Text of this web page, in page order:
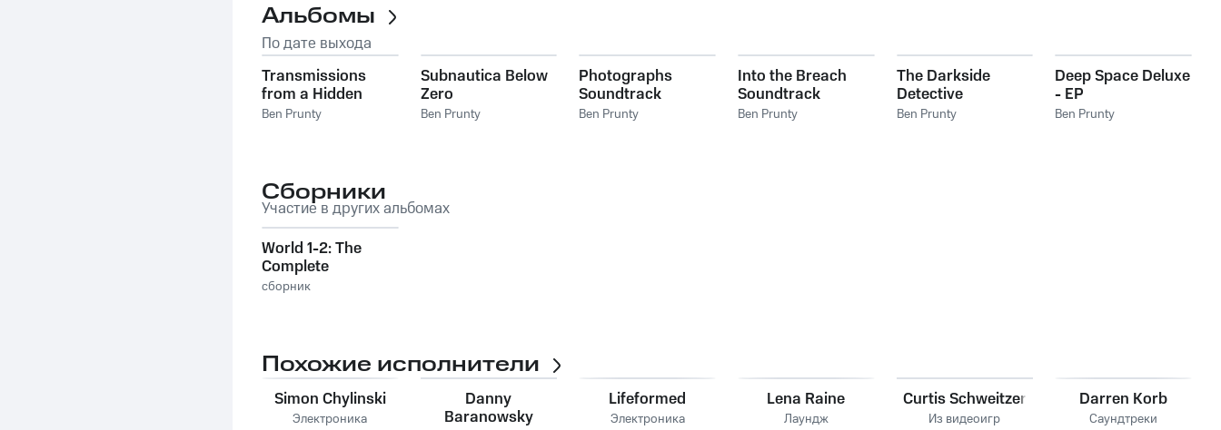
Альбомы
По дате выхода
Transmissions
from a Hidden
World
Ben Prunty
Subnautica Below
Zero
Ben Prunty
Photographs
Soundtrack
Ben Prunty
Into the Breach
Soundtrack
Ben Prunty
The Darkside
Detective
Ben Prunty
Deep Space Deluxe
- EP
Ben Prunty
Сборники
Участие в других альбомах
World 1-2: The
Complete
Collection
сборник
Похожие исполнители
Simon Chylinski
Электроника
Danny
Baranowsky
Lifeformed
Электроника
Lena Raine
Лаундж
Curtis Schweitzer
Из видеоигр
Darren Korb
Саундтреки